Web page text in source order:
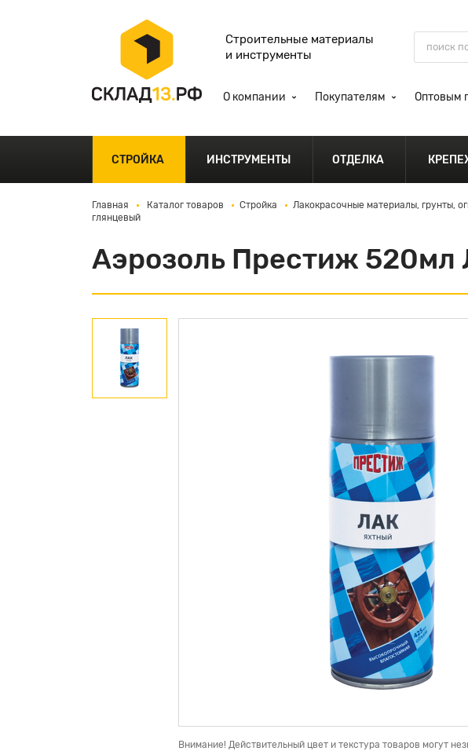
Строительные материалы
и инструменты
О компании Покупателям Оптовым
СТРОЙКА ИНСТРУМЕНТЫ ОТДЕЛКА
Главная Каталог товаров Стройка Лакокрасочные материалы, грунты,
глянцевый
Аэрозоль Престиж 520мл
Внимание! Действительный цвет и текстура товаров могут